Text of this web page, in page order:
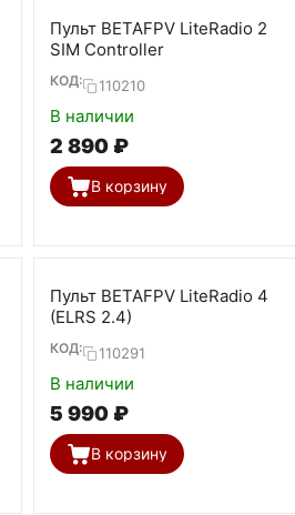
Пульт BETAFPV LiteRadio 2
SIM Controller
КОД: 110210
В наличии
2 890 ₽
В корзину
Пульт BETAFPV LiteRadio 4
(ELRS 2.4)
КОД: 110291
В наличии
5 990 ₽
В корзину